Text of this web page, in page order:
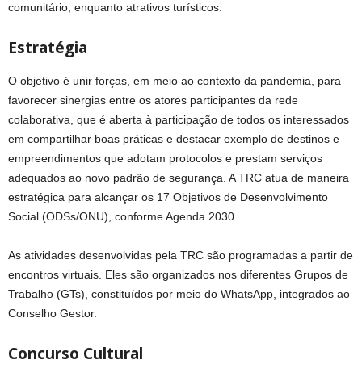
comunitário, enquanto atrativos turísticos.
Estratégia
O objetivo é unir forças, em meio ao contexto da pandemia, para
favorecer sinergias entre os atores participantes da rede
colaborativa, que é aberta à participação de todos os interessados
em compartilhar boas práticas e destacar exemplo de destinos e
empreendimentos que adotam protocolos e prestam serviços
adequados ao novo padrão de segurança. A TRC atua de maneira
estratégica para alcançar os 17 Objetivos de Desenvolvimento
Social (ODSs/ONU), conforme Agenda 2030.
As atividades desenvolvidas pela TRC são programadas a partir de
encontros virtuais. Eles são organizados nos diferentes Grupos de
Trabalho (GTs), constituídos por meio do WhatsApp, integrados ao
Conselho Gestor.
Concurso Cultural